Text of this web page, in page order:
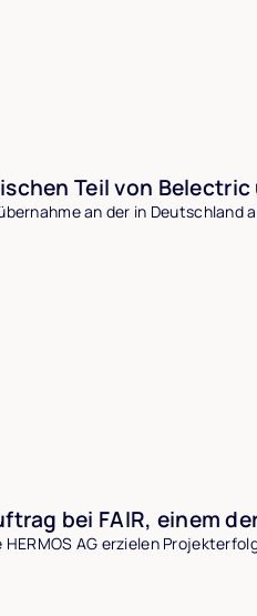
Teil von
an der in Deutschland
bei FAIR,
AG erzielen